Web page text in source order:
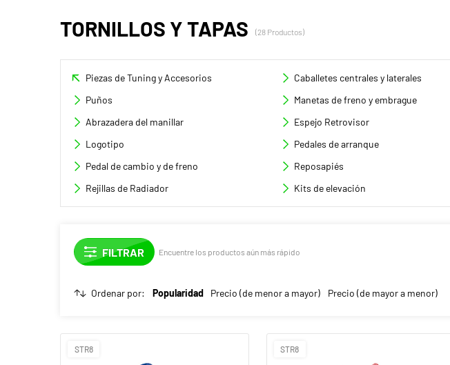
TORNILLOS Y TAPAS (28 Productos)
Piezas de Tuning y Accesorios Caballetes centrales y laterales
Puños
Manetas de freno y embrague
Abrazadera del manillar
Espejo Retrovisor
Logotipo
Pedales de arranque
Pedal de cambio y de freno
Reposapiés
Rejillas de Radiador
Kits de elevación
Encuentre los productos aún más rápido
Ordenar por: Popularidad Precio (de menor a mayor) Precio (de mayor a menor)
STR8 STR8